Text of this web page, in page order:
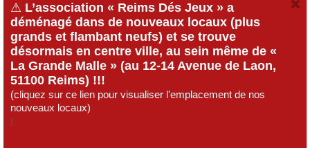
⚠ L’association « Reims Dés Jeux » a
déménagé dans de nouveaux locaux (plus
grands et flambant neufs) et se trouve
désormais en centre ville, au sein même de «
La Grande Malle » (au 12-14 Avenue de Laon,
51100 Reims) !!!
(cliquez sur ce lien pour visualiser l'emplacement de nos
nouveaux locaux)
)